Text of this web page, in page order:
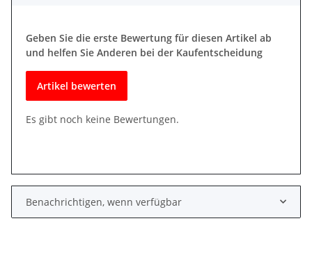
Geben Sie die erste Bewertung für diesen Artikel ab
und helfen Sie Anderen bei der Kaufentscheidung
Artikel bewerten
Es gibt noch keine Bewertungen.
Benachrichtigen, wenn verfügbar